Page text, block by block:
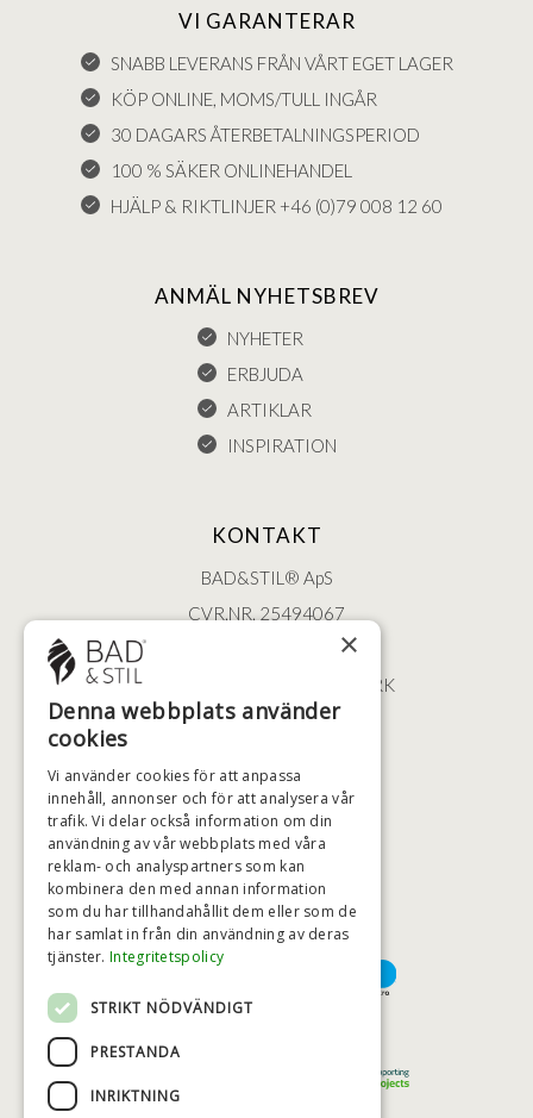
VI GARANTERAR
SNABB LEVERANS FRÅN VÅRT EGET LAGER
KÖP ONLINE, MOMS/TULL INGÅR
30 DAGARS ÅTERBETALNINGSPERIOD
100 % SÄKER ONLINEHANDEL
HJÄLP & RIKTLINJER +46 (0)79 008 12 60
ANMÄL NYHETSBREV
NYHETER
ERBJUDA
ARTIKLAR
INSPIRATION
KONTAKT
BAD&STIL® ApS
CVR.NR. 25494067
ØSTERBROGADE 202
2100 KØBENHAVN • DANMARK
+46 (0)79 008 12 60
HÖGSTA KREDITVÄRDIGHET
BETALNINGSALTERNATIV
×
Denna webbplats använder
cookies
Vi använder cookies för att anpassa
innehåll, annonser och för att analysera vår
trafik. Vi delar också information om din
användning av vår webbplats med våra
reklam- och analyspartners som kan
kombinera den med annan information
som du har tillhandahållit dem eller som de
har samlat in från din användning av deras
tjänster. Integritetspolicy
STRIKT NÖDVÄNDIGT
PRESTANDA
INRIKTNING